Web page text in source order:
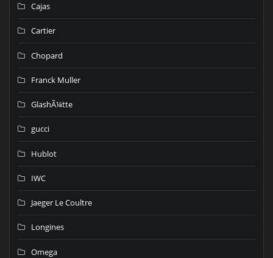
Cajas
Cartier
Chopard
Franck Muller
GlashÃ¼tte
gucci
Hublot
IWC
Jaeger Le Coultre
Longines
Omega